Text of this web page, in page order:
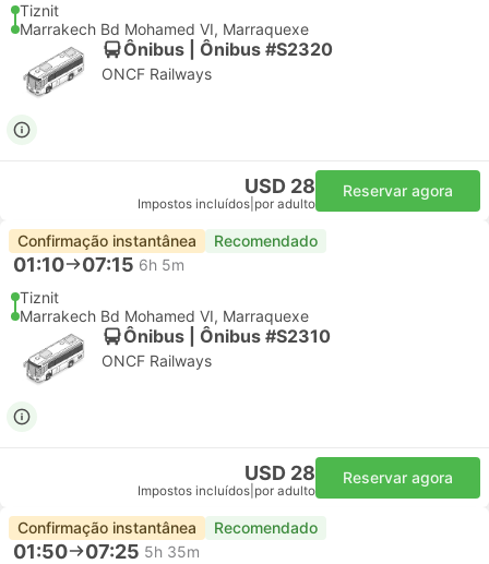
Tiznit
Marrakech Bd Mohamed VI, Marraquexe
Ônibus | Ônibus #S2320
ONCF Railways
USD 28
Impostos incluídos por adulto
Reservar agora
Confirmação instantânea Recomendado
01:10 07:15 6h 5m
Tiznit
Marrakech Bd Mohamed VI, Marraquexe
Ônibus | Ônibus #S2310
ONCF Railways
USD 28
Impostos incluídos por adulto
Reservar agora
Confirmação instantânea Recomendado
01:50 07:25 5h 35m